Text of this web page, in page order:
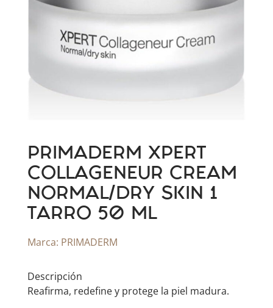
PRIMADERM XPERT
COLLAGENEUR CREAM
NORMAL/DRY SKIN 1
TARRO 50 ML
Marca: PRIMADERM
Descripción
Reafirma, redefine y protege la piel madura.